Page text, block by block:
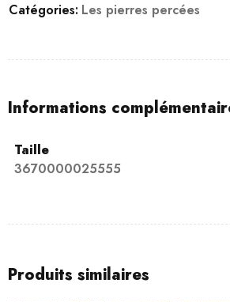
Catégories: Les pierres percées
Informations
Taille
3670000025555
Produits similaires